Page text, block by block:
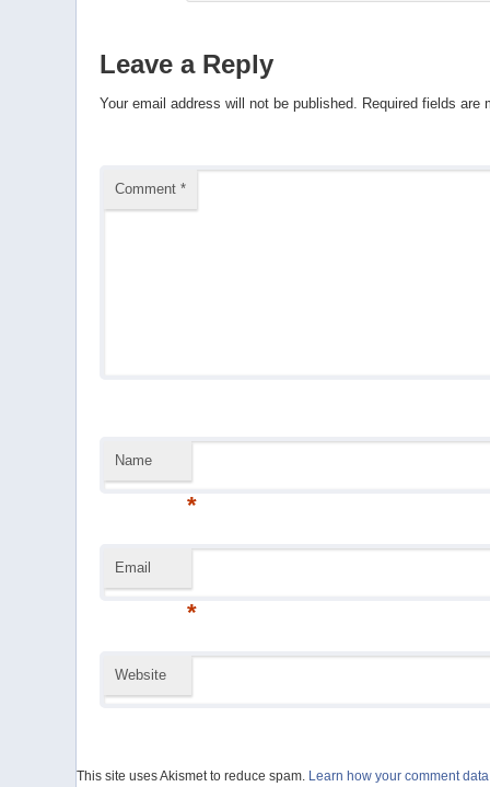
Leave a Reply
Your email address will not be published. Required fields are
Comment *
Name
*
Email
*
Website
This site uses Akismet to reduce spam. Learn how your comment